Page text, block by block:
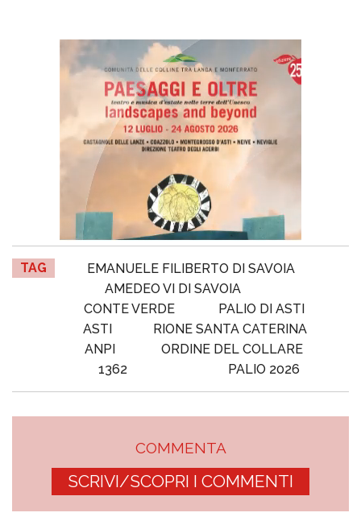
TAG
EMANUELE FILIBERTO DI SAVOIA
AMEDEO VI DI SAVOIA
CONTE VERDE
PALIO DI ASTI
ASTI
RIONE SANTA CATERINA
ANPI
ORDINE DEL COLLARE
1362
PALIO 2026
COMMENTA
SCRIVI/SCOPRI I COMMENTI